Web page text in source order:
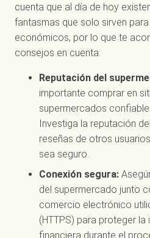
cuenta que al día de hoy
fantasmas que solo sirven
económicos, por lo que te
consejos en cuenta:
Reputación del
importante comprar en
supermercados
Investiga la reputación
reseñas de otros
sea seguro.
Conexión segura:
del supermercado junto
comercio electrónico
(HTTPS) para proteger
financiera durante el